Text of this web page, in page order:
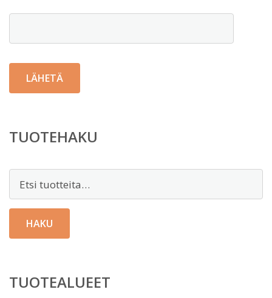
TUOTEHAKU
HAKU
TUOTEALUEET